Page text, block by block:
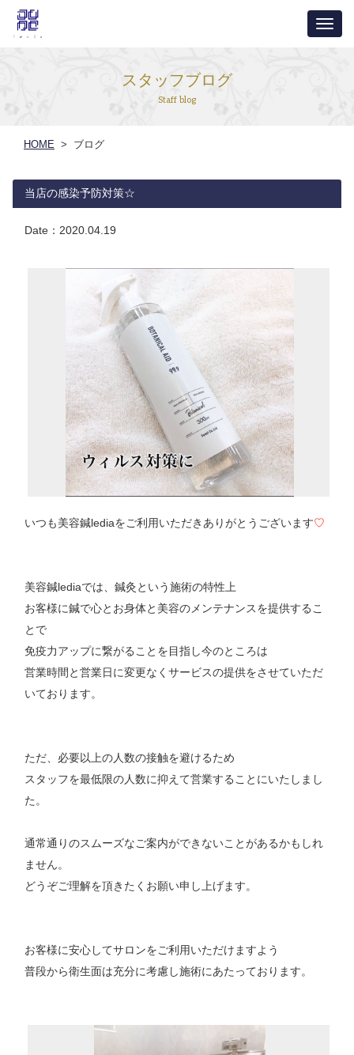
ナ
ビ
スタッフブログ
Staff blog
HOME > ブログ
当店の感染予防対策☆
Date： 2020.04.19
いつも美容鍼lediaをご利用いただきありがとうございます♡
美容鍼lediaでは、鍼灸という施術の特性上
お客様に鍼で心とお身体と美容のメンテナンスを提供するこ
とで
免疫力アップに繋がることを目指し今のところは
営業時間と営業日に変更なくサービスの提供をさせていただ
いております。
ただ、必要以上の人数の接触を避けるため
スタッフを最低限の人数に抑えて営業することにいたしまし
た。
通常通りのスムーズなご案内ができないことがあるかもしれ
ません。
どうぞご理解を頂きたくお願い申し上げます。
お客様に安心してサロンをご利用いただけますよう
普段から衛生面は充分に考慮し施術にあたっております。